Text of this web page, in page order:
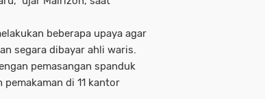
beberapa upaya agar
segara dibayar ahli waris.
pemasangan spanduk
di 11 kantor